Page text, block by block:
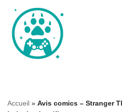
Aller
au
contenu
Accueil » Avis comics – Stranger